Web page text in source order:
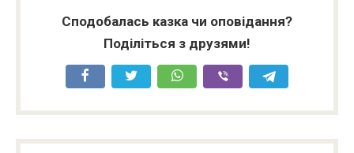
Сподобалась казка чи оповідання?
Поділіться з друзями!